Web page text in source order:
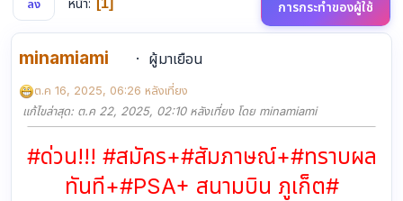
ลง หน้า 1 การกระทำของผู้ใช้
minamiami ผู้มาเยือน
ต.ค 16, 2025, 06:26 หลังเที่ยง
แก้ไขล่าสุด: ต.ค 22, 2025, 02:10 หลังเที่ยง โดย minamiami
#ด่วน!!! #สมัคร+#สัมภาษณ์+#ทราบผล
ทันที+#PSA+ สนามบิน ภูเก็ต#